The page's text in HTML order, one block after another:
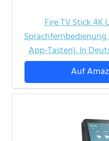
Fire TV Stick
App-Tasten). In
Auf